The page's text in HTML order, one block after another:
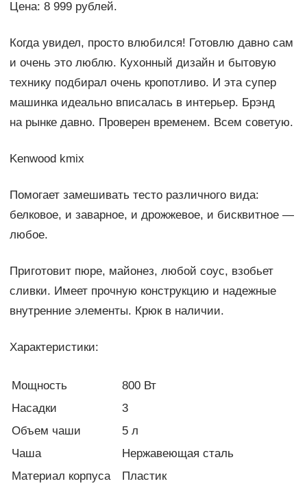
Цена: 8 999 рублей.
Когда увидел, просто влюбился! Готовлю давно сам
и очень это люблю. Кухонный дизайн и бытовую
технику подбирал очень кропотливо. И эта супер
машинка идеально вписалась в интерьер. Брэнд
на рынке давно. Проверен временем. Всем советую.
Kenwood kmix
Помогает замешивать тесто различного вида:
белковое, и заварное, и дрожжевое, и бисквитное —
любое.
Приготовит пюре, майонез, любой соус, взобьет
сливки. Имеет прочную конструкцию и надежные
внутренние элементы. Крюк в наличии.
Характеристики:
Мощность
800 Вт
Насадки
3
Объем чаши
5 л
Чаша
Нержавеющая сталь
Материал корпуса
Пластик